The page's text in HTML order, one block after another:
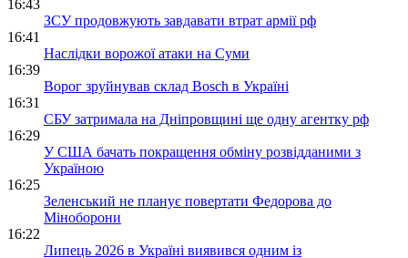
16:43
ЗСУ продовжують завдавати втрат армії рф
16:41
Наслідки ворожої атаки на Суми
16:39
Ворог зруйнував склад Bosch в Україні
16:31
СБУ затримала на Дніпровщині ще одну агентку рф
16:29
У США бачать покращення обміну розвідданими з
Україною
16:25
Зеленський не планує повертати Федорова до
Міноборони
16:22
Липець 2026 в Україні виявився одним із